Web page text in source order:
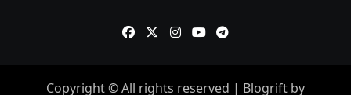
Copyright © All rights reserved | Blogrift by